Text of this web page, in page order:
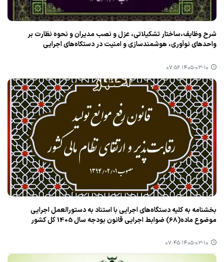
شرح وظایف،ساختار تشکیلاتی، عزل و نصب مدیران و نحوه نظارت بر
واحدهای نوآوری، هوشمندسازی و امنیت در دستکاه‌های اجرایی
۱۴۰۵-۰۳-۱۰ ۰۷:۵۶
بخشنامه به کلیه دستگاه‌های اجرایی با استناد به دستورالعمل اجرایی
موضوع ماده(68) ضوابط اجرایی قانون بودجه سال 1405 کل کشور
۱۴۰۵-۰۳-۱۰ ۰۷:۴۵